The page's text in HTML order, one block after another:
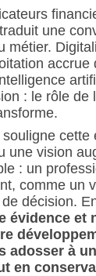
une
métier.
accrue
: le rôle de
cette
une vision
: un
comme un
décision.
évidence et
adosser à
en